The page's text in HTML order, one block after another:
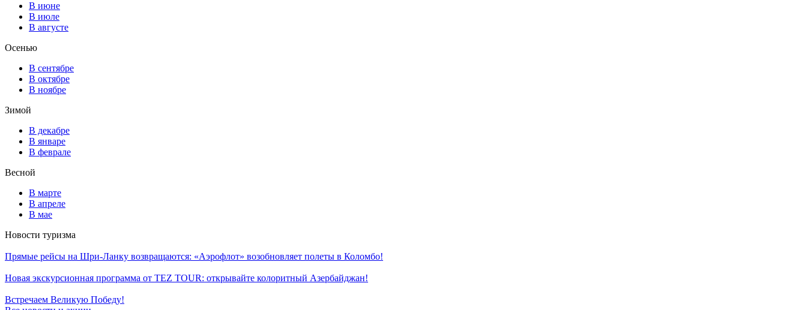
В июне
В июле
В августе
Осенью
В сентябре
В октябре
В ноябре
Зимой
В декабре
В январе
В феврале
Весной
В марте
В апреле
В мае
Новости туризма
Прямые рейсы на Шри-Ланку возвращаются: «Аэрофлот» возобновляет полеты в Коломбо!
Новая экскурсионная программа от TEZ TOUR: открывайте колоритный Азербайджан!
Встречаем Великую Победу!